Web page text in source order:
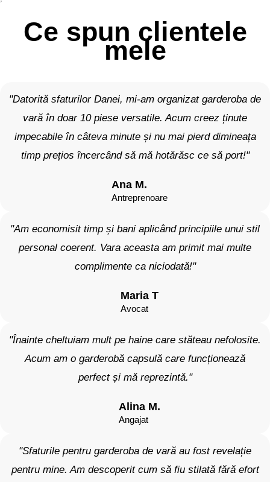
Ce spun clientele
mele
"Datorită sfaturilor Danei, mi-am organizat garderoba de
vară în doar 10 piese versatile. Acum creez ținute
impecabile în câteva minute și nu mai pierd dimineața
timp prețios încercând să mă hotărăsc ce să port!"
Ana M.
Antreprenoare
"Am economisit timp și bani aplicând principiile unui stil
personal coerent. Vara aceasta am primit mai multe
complimente ca niciodată!"
Maria T
Avocat
"Înainte cheltuiam mult pe haine care stăteau nefolosite.
Acum am o garderobă capsulă care funcționează
perfect și mă reprezintă."
Alina M.
Angajat
"Sfaturile pentru garderoba de vară au fost revelație
pentru mine. Am descoperit cum să fiu stilată fără efort